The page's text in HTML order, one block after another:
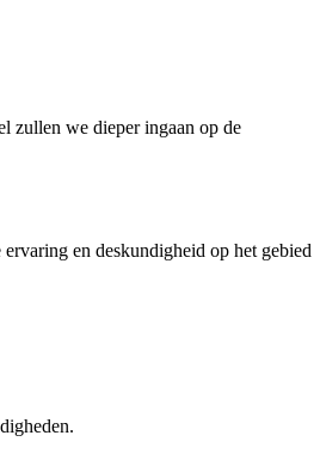
zullen we dieper ingaan op de
en deskundigheid op het gebied